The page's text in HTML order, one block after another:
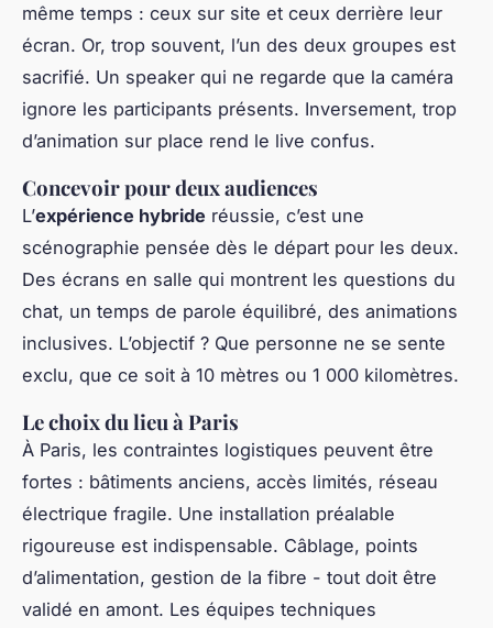
même temps : ceux sur site et ceux derrière leur
écran. Or, trop souvent, l’un des deux groupes est
sacrifié. Un speaker qui ne regarde que la caméra
ignore les participants présents. Inversement, trop
d’animation sur place rend le live confus.
Concevoir pour deux audiences
L’expérience hybride réussie, c’est une
scénographie pensée dès le départ pour les deux.
Des écrans en salle qui montrent les questions du
chat, un temps de parole équilibré, des animations
inclusives. L’objectif ? Que personne ne se sente
exclu, que ce soit à 10 mètres ou 1 000 kilomètres.
Le choix du lieu à Paris
À Paris, les contraintes logistiques peuvent être
fortes : bâtiments anciens, accès limités, réseau
électrique fragile. Une installation préalable
rigoureuse est indispensable. Câblage, points
d’alimentation, gestion de la fibre - tout doit être
validé en amont. Les équipes techniques